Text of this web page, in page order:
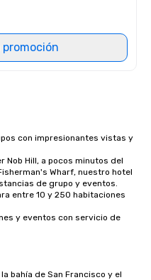
con impresionantes vistas y
Nob Hill, a pocos minutos del
Wharf, nuestro hotel
de grupo y eventos.
entre 10 y 250 habitaciones
y eventos con servicio de
bahía de San Francisco y el